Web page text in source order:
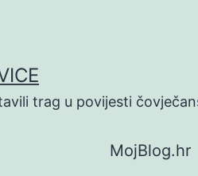
trag u povijesti
MojBlog.hr